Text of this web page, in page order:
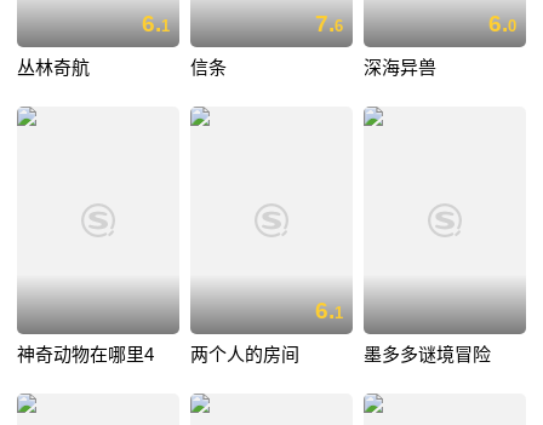
6.1
丛林奇航
7.6
信条
6.0
深海异兽
神奇动物在哪里4
6.1
两个人的房间 墨多多谜境冒险